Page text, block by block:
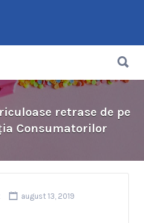
din România
retrase de pe
Consumatorilor
august 13, 2019